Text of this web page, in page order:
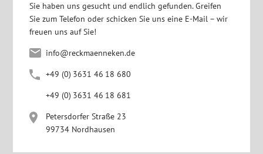
Sie haben uns gesucht und endlich gefunden. Greifen
Sie zum Telefon oder schicken Sie uns eine E-Mail – wir
freuen uns auf Sie!
info@reckmaenneken.de
+49 (0) 3631 46 18 680
+49 (0) 3631 46 18 681
Petersdorfer Straße 23
99734 Nordhausen